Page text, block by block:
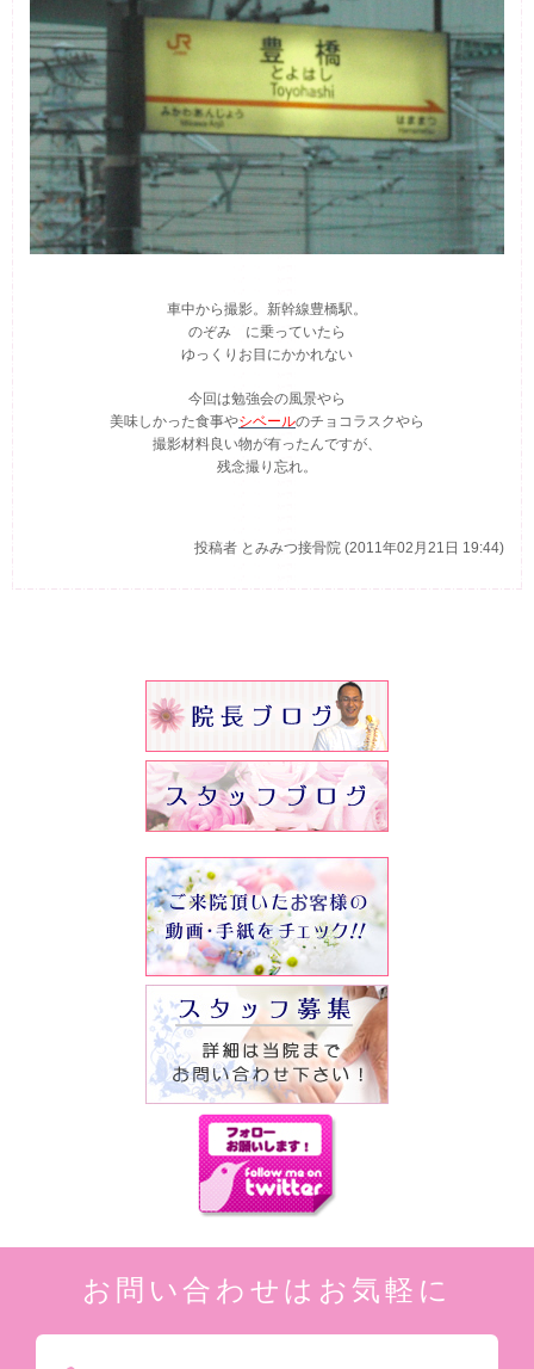
車中から撮影。新幹線豊橋駅。
のぞみ に乗っていたら
ゆっくりお目にかかれない
今回は勉強会の風景やら
美味しかった食事やシベールのチョコラスクやら
撮影材料良い物が有ったんですが、
残念撮り忘れ。
投稿者 とみみつ接骨院 (2011年02月21日 19:44)
お問い合わせはお気軽に